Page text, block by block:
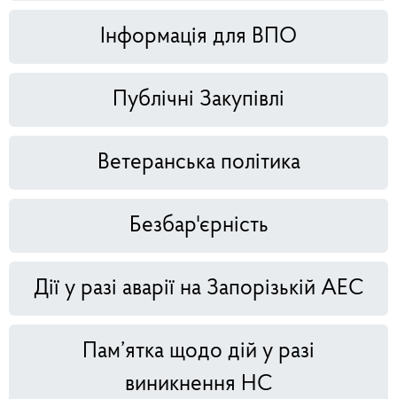
Інформація для ВПО
Публічні Закупівлі
Ветеранська політика
Безбар'єрність
Дії у разі аварії на Запорізькій АЕС
Пам’ятка щодо дій у разі
виникнення НС